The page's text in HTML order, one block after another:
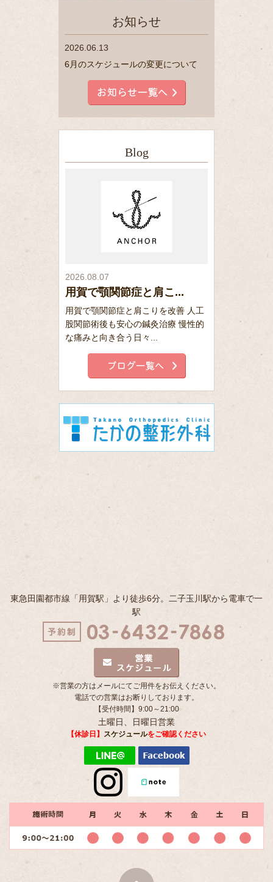
お知らせ
2026.06.13
6月のスケジュールの変更について
Blog
2026.08.07
用賀で顎関節症と肩こ...
用賀で顎関節症と肩こりを改善 人工
股関節術後も安心の鍼灸治療 慢性的
な痛みと向き合う日々...
東急田園都市線「用賀駅」より徒歩6分。二子玉川駅から電車で一
駅
※営業の方はメールにてご用件をお伝えください。
電話での営業はお断りしております。
【受付時間】9:00～21:00
土曜日、日曜日営業
【休診日】 スケジュールをご確認ください